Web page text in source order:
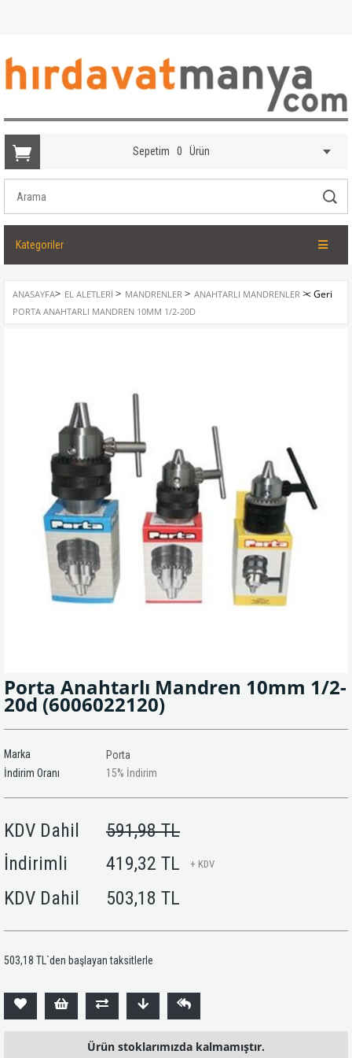
Sepetim 0 Ürün
Kategoriler
ANASAYFA> EL ALETLERI > MANDRENLER > ANAHTARLI MANDRENLER >
PORTA ANAHTARLI MANDREN 10MM 1/2-20D
Porta Anahtarlı Mandren 10mm 1/2-
20d (6006022120)
Marka
Porta
İndirim Oranı
%
15 İndirim
KDV Dahil
591,98 TL
İndirimli
419,32 TL + KDV
KDV Dahil 503,18 TL
503,18 TL `den başlayan taksitlerle
Ürün stoklarımızda kalmamıştır.